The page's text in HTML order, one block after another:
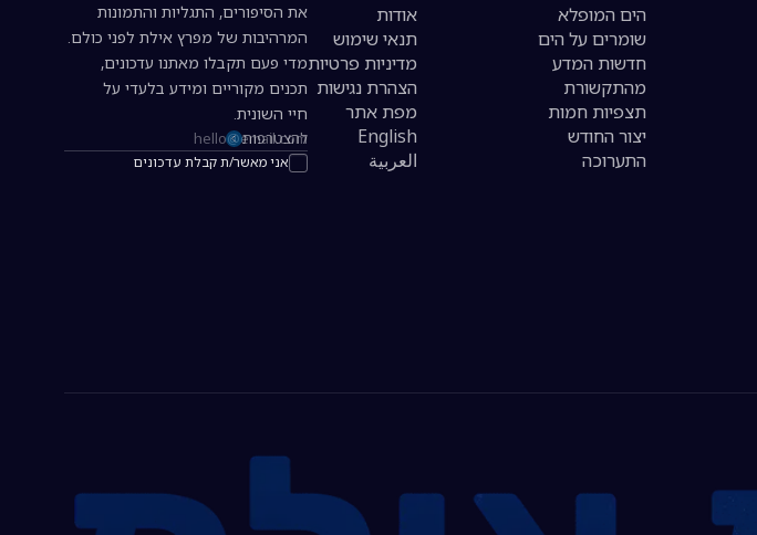
הים המופלא
שומרים על הים
חדשות המדע
מהתקשורת
תצפיות חמות
יצור החודש
התערוכה
אודות
תנאי שימוש
מדיניות פרטיות
הצהרת נגישות
מפת אתר
English
العربية
את הסיפורים, התגליות והתמונות
המרהיבות של מפרץ אילת לפני כולם.
מדי פעם תקבלו מאתנו עדכונים,
תכנים מקוריים ומידע בלעדי על
חיי השונית.
כתובת אימייל להרשמה לניוזלטר
אני מאשר/ת קבלת עדכונים
להצטרפות